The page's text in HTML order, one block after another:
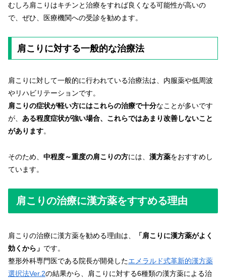
むしろ肩こりはキチンと治療をすれば良くなる可能性が高いの
で、ぜひ、医療機関への受診を勧めます。
肩こりに対する一般的な治療法
肩こりに対して一般的に行われている治療法は、内服薬や低周波
やリハビリテーションです。
肩こりの症状が軽い方にはこれらの治療で十分なことが多いです
が、 ある程度症状が強い場合、これらではあまり改善しないこと
があります。
そのため、 中程度～重度の肩こりの方には、 漢方薬をおすすめし
ています。
肩こりの治療に漢方薬をすすめる理由
肩こりの治療に漢方薬を勧める理由は、
「肩こりに漢方薬がよく
効くから」 です。
整形外科専門医である院長が開発したエメラルド式革新的漢方薬
選択法Ver.2の結果から、肩こりに対する6種類の漢方薬による治